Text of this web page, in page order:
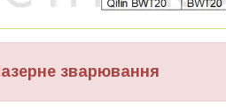
зварювання